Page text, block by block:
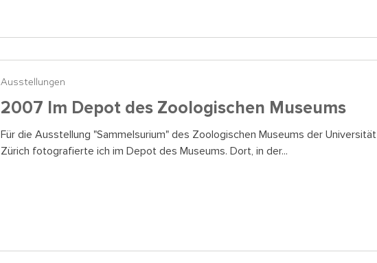
2007 Im Depot des Zoologischen Museums
Für die Ausstellung "Sammelsurium" des Zoologischen Museums der Universität
Zürich fotografierte ich im Depot des Museums. Dort, in der...
Ausstellungen